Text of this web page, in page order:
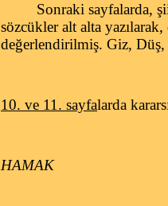
Sonraki sayfalarda,
sözcükler alt alta
değerlendirilmiş. Giz, Düş,
10. ve 11. sayfalarda
HAMAK